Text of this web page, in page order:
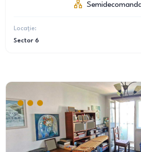
Locație:
Sector 6